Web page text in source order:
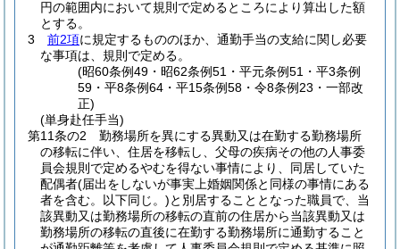
円の範囲内において規則で定めるところにより算出した額
とする。
3
前2項に規定するもののほか、通勤手当の支給に関し必要
な事項は、規則で定める。
(昭60条例49・昭62条例51・平元条例51・平3条例
59・平8条例64・平15条例58・令8条例23・一部改
正)
(単身赴任手当)
第11条の2
勤務場所を異にする異動又は在勤する勤務場所
の移転に伴い、住居を移転し、父母の疾病その他の人事委
員会規則で定めるやむを得ない事情により、同居していた
配偶者(届出をしないが事実上婚姻関係と同様の事情にある
者を含む。以下同じ。)と別居することとなった職員で、当
該異動又は勤務場所の移転の直前の住居から当該異動又は
勤務場所の移転の直後に在勤する勤務場所に通勤すること